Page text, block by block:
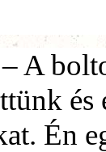
A
Én